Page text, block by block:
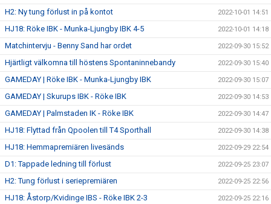
H2: Ny tung förlust in på kontot 2022-10-01 14:51
HJ18: Röke IBK - Munka-Ljungby IBK 4-5 2022-10-01 14:18
Matchintervju - Benny Sand har ordet 2022-09-30 15:52
Hjärtligt välkomna till höstens Spontaninnebandy 2022-09-30 15:40
GAMEDAY | Röke IBK - Munka-Ljungby IBK 2022-09-30 15:07
GAMEDAY | Skurups IBK - Röke IBK 2022-09-30 14:53
GAMEDAY | Palmstaden IK - Röke IBK 2022-09-30 14:47
HJ18: Flyttad från Qpoolen till T4 Sporthall 2022-09-30 14:38
HJ18: Hemmapremiären livesänds 2022-09-29 22:54
D1: Tappade ledning till förlust 2022-09-25 23:07
H2: Tung förlust i seriepremiären 2022-09-25 22:56
HJ18: Åstorp/Kvidinge IBS - Röke IBK 2-3 2022-09-25 22:16